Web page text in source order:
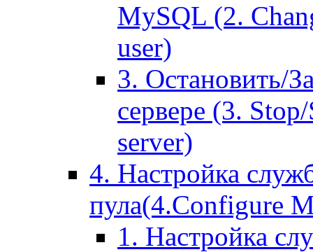
MySQL (2.
user)
3. Остановить/
сервере (3.
server)
4. Настройка
пула(4.Configure
1. Настройка